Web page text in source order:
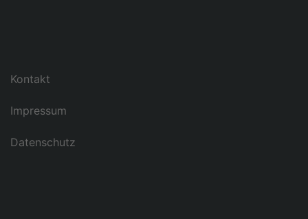
Kontakt
Impressum
Datenschutz